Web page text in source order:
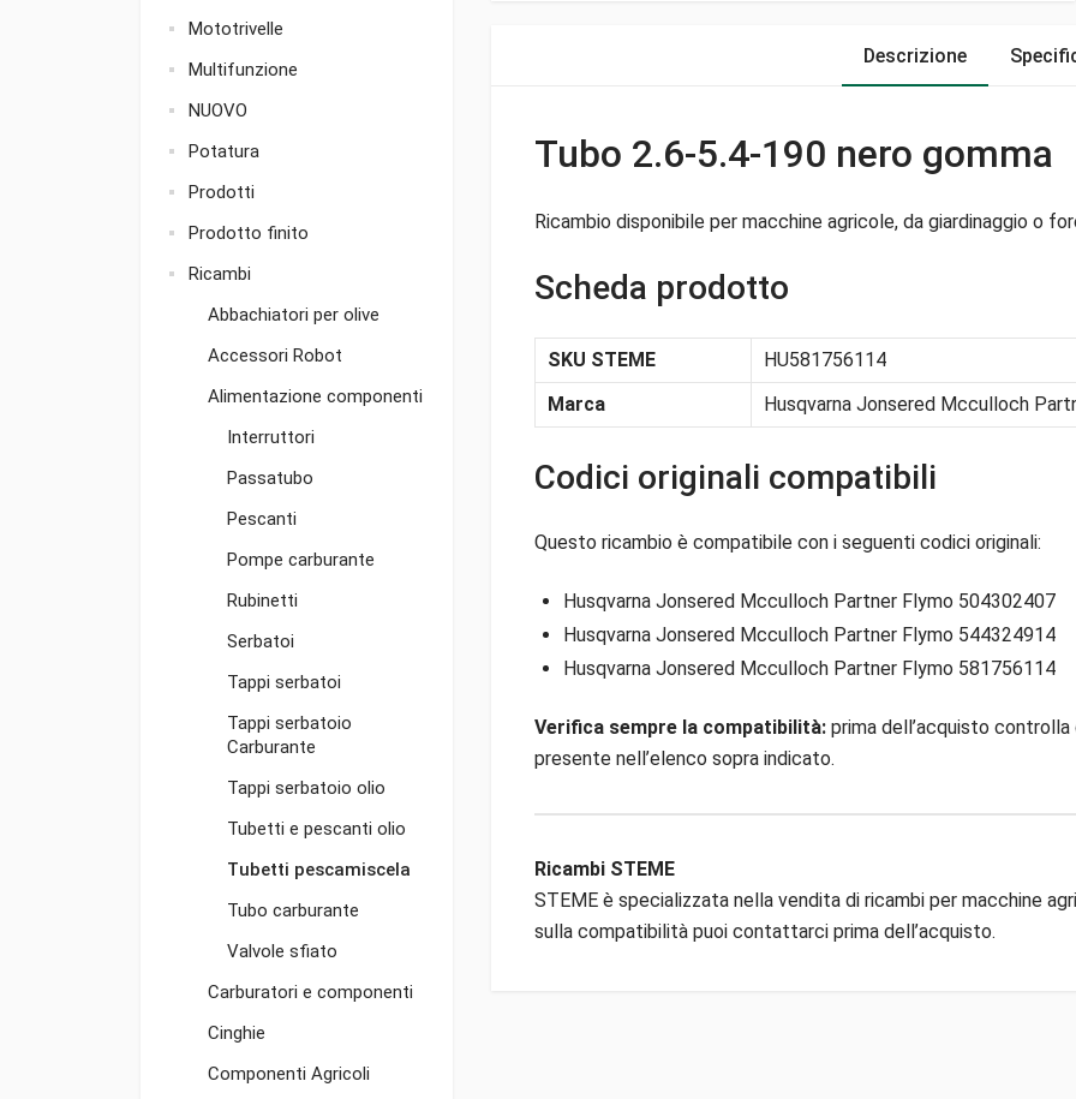
Mototrivelle
Multifunzione
NUOVO
Potatura
Prodotti
Prodotto finito
Ricambi
Abbachiatori per olive
Accessori Robot
Alimentazione componenti
Interruttori
Passatubo
Pescanti
Pompe carburante
Rubinetti
Serbatoi
Tappi serbatoi
Tappi serbatoio
Carburante
Tappi serbatoio olio
Tubetti e pescanti olio
Tubetti pescamiscela
Tubo carburante
Valvole sfiato
Carburatori e componenti
Cinghie
Componenti Agricoli
Descrizione
Tubo 2.6-5.4-190 nero gomma
Ricambio disponibile per macchine agricole, da giardinaggio o
Scheda prodotto
SKU STEME
HU581756114
Marca
Husqvarna Jonsered Mcculloch
Codici originali compatibili
Questo ricambio è compatibile con i seguenti codici originali:
Husqvarna Jonsered Mcculloch Partner Flymo 504302407
Husqvarna Jonsered Mcculloch Partner Flymo 544324914
Husqvarna Jonsered Mcculloch Partner Flymo 581756114
Verifica sempre la compatibilità: prima dell’acquisto
presente nell’elenco sopra indicato.
Ricambi STEME
STEME è specializzata nella vendita di ricambi per macchine
sulla compatibilità puoi contattarci prima dell’acquisto.